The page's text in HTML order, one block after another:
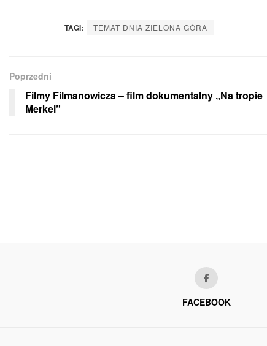
TAGI: TEMAT DNIA ZIELONA GÓRA
Poprzedni
Filmy Filmanowicza – film dokumentalny „Na tropie
Merkel”
FACEBOOK